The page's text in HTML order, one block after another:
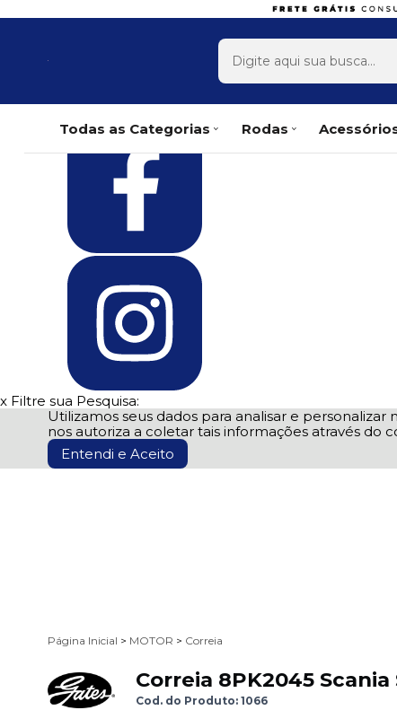
Acesse sua conta e pedidos
Como Comprar
x Filtre sua Pesquisa:
Utilizamos seus dados para analisar e
nos autoriza a coletar tais informações através do
Entendi e Aceito
Todas as Categorias Rodas
Página Inicial > MOTOR > Correia
Correia 8PK2045
Cod. do Produto: 1066